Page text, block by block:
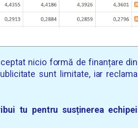
nicio formă de finanțare din
sunt limitate, iar reclama
tu pentru susținerea echipei